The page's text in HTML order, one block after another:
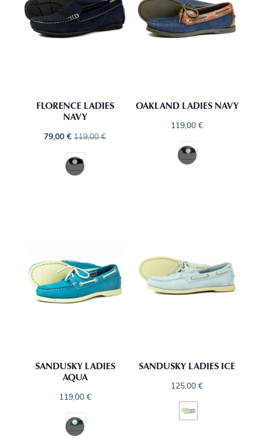
FLORENCE LADIES
NAVY
79,00€ 119,00€
OAKLAND LADIES NAVY
119,00€
SANDUSKY LADIES
AQUA
119,00 €
SANDUSKY LADIES ICE
125,00€